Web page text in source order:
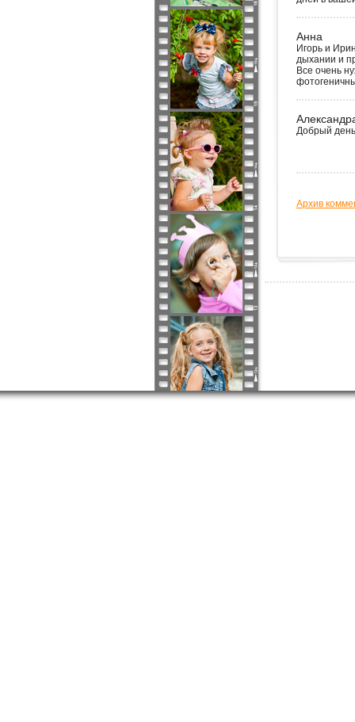
Анна
Игорь и
дыхании и
Все очень
Добрый
Архив